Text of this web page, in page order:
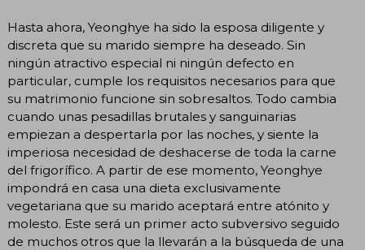
Hasta ahora, Yeonghye ha sido la esposa diligente y
discreta que su marido siempre ha deseado. Sin
ningún atractivo especial ni ningún defecto en
particular, cumple los requisitos necesarios para que
su matrimonio funcione sin sobresaltos. Todo cambia
cuando unas pesadillas brutales y sanguinarias
empiezan a despertarla por las noches, y siente la
imperiosa necesidad de deshacerse de toda la carne
del frigorífico. A partir de ese momento, Yeonghye
impondrá en casa una dieta exclusivamente
vegetariana que su marido aceptará entre atónito y
molesto. Este será un primer acto subversivo seguido
de muchos otros que la llevarán a la búsqueda de una